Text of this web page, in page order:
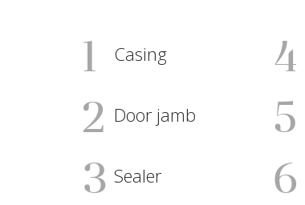
1 Casing 4
2 Door jamb 5
3 Sealer 6